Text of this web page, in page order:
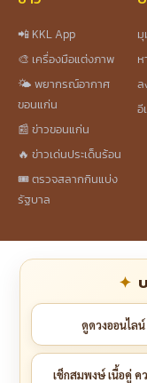
📲 KKL App
🎨 เครื่องมือแต่งภาพ
🌤️ พยากรณ์อากาศ
ขอนแก่น
📰 ข่าวขอนแก่น
🔥 ข่าวเด่นประเด็นร้อน
🎟️ ตรวจสลากกินแบ่ง
รัฐบาล
ห
ล
อี
ดูดวงออนไลน์
เช็กสมพงษ์ เนื้อคู่ ค